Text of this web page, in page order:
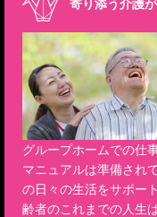
寄り添う介護
グループホームでの仕
マニュアルは準備され
の日々の生活をサポー
齢者のこれまでの人生